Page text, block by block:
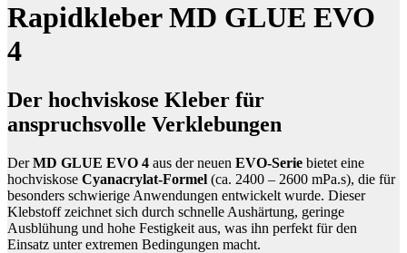
Rapidkleber MD GLUE EVO
4
Der hochviskose Kleber für
anspruchsvolle Verklebungen
DerMD GLUE EVO 4 aus der neuen EVO-Serie bietet eine
hochviskose Cyanacrylat-Formel (ca. 2400 – 2600 mPa.s), die für
besonders schwierige Anwendungen entwickelt wurde. Dieser
Klebstoff zeichnet sich durch schnelle Aushärtung, geringe
Ausblühung und hohe Festigkeit aus, was ihn perfekt für den
Einsatz unter extremen Bedingungen macht.